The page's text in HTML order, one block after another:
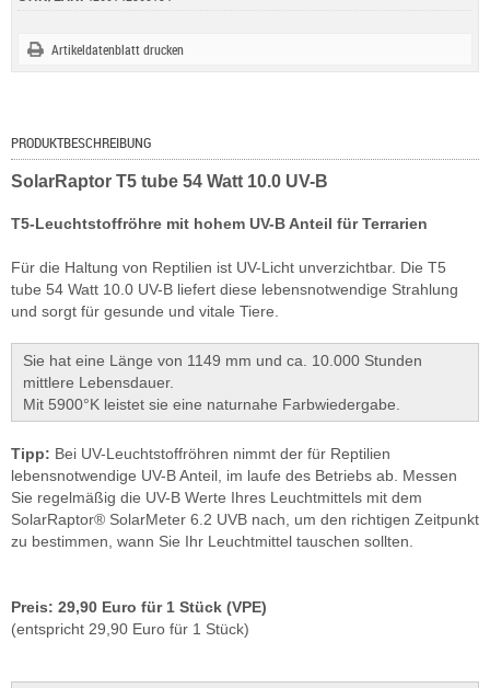
Artikeldatenblatt drucken
PRODUKTBESCHREIBUNG
SolarRaptor T5 tube 54 Watt 10.0 UV-B
T5-Leuchtstoffröhre mit hohem UV-B Anteil für Terrarien
Für die Haltung von Reptilien ist UV-Licht unverzichtbar. Die T5
tube 54 Watt 10.0 UV-B liefert diese lebensnotwendige Strahlung
und sorgt für gesunde und vitale Tiere.
Sie hat eine Länge von 1149 mm und ca. 10.000 Stunden
mittlere Lebensdauer.
Mit 5900°K leistet sie eine naturnahe Farbwiedergabe.
Tipp: Bei UV-Leuchtstoffröhren nimmt der für Reptilien
lebensnotwendige UV-B Anteil, im laufe des Betriebs ab. Messen
Sie regelmäßig die UV-B Werte Ihres Leuchtmittels mit dem
SolarRaptor® SolarMeter 6.2 UVB nach, um den richtigen Zeitpunkt
zu bestimmen, wann Sie Ihr Leuchtmittel tauschen sollten.
Preis: 29,90 Euro für 1 Stück (VPE)
(entspricht 29,90 Euro für 1 Stück)